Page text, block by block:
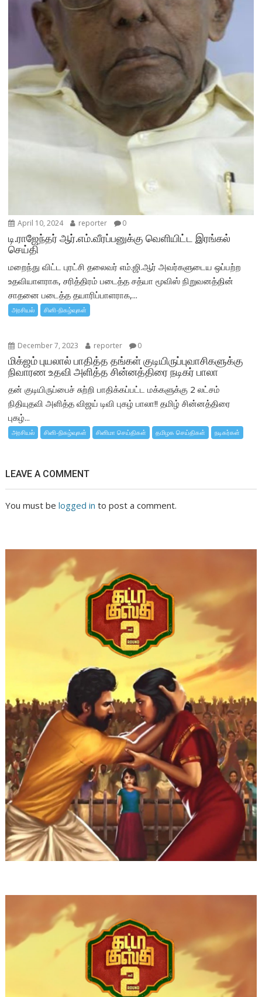
April 10, 2024 reporter 0
டி.ராஜேந்தர் ஆர்.எம்.வீரப்பனுக்கு வெளியிட்ட இரங்கல்
செய்தி
மறைந்து விட்ட புரட்சி தலைவர் எம்.ஜி.ஆர் அவர்களுடைய ஒப்பற்ற
உதவியாளராக, சரித்திரம் படைத்த சத்யா மூவிஸ் நிறுவனத்தின்
சாதனை படைத்த தயாரிப்பாளராக,...
அரசியல் சினி-நிகழ்வுகள்
December 7, 2023 reporter 0
மிக்ஜம் புயலால் பாதித்த தங்கள் குடியிருப்புவாசிகளுக்கு
நிவாரண உதவி அளித்த சின்னத்திரை நடிகர் பாலா
தன் குடியிருப்பைச் சுற்றி பாதிக்கப்பட்ட மக்களுக்கு 2 லட்சம்
நிதியுதவி அளித்த விஜய் டிவி புகழ் பாலா!! தமிழ் சின்னத்திரை
புகழ்...
அரசியல் சினி-நிகழ்வுகள் சினிமா செய்திகள் தமிழக செய்திகள் நடிகர்கள்
LEAVE A COMMENT
You must belogged in to post a comment.